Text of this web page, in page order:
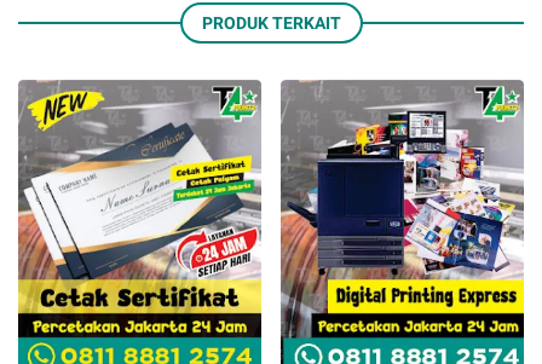
PRODUK TERKAIT